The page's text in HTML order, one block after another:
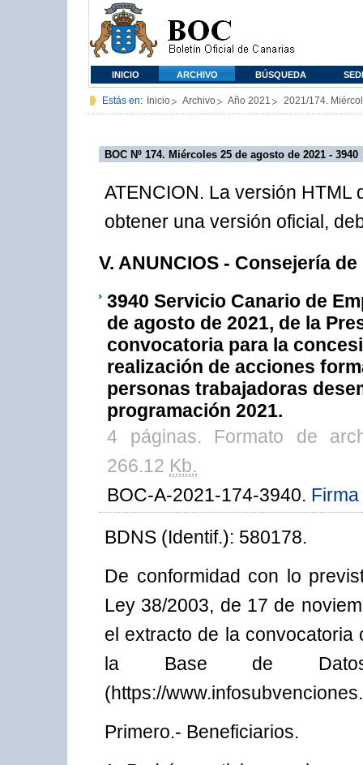
INICIO ARCHIVO BÚSQUEDA
Estás en: Inicio Archivo Año 2021 2021/174.
BOC Nº 174. Miércoles 25 de agosto de 2021 - 3940
ATENCION. La versión HTML
obtener una versión oficial,
V. ANUNCIOS - Consejería
3940 Servicio Canario de
de agosto de 2021, de la
convocatoria para la
realización de acciones
personas trabajadoras
programación 2021.
4 páginas. Formato de
266.12 Kb.
BOC-A-2021-174-3940.
BDNS (Identif.): 580178.
De conformidad con lo
Ley 38/2003, de 17 de
el extracto de la
la Base de Datos
(https://
Primero.- Beneficiarios.